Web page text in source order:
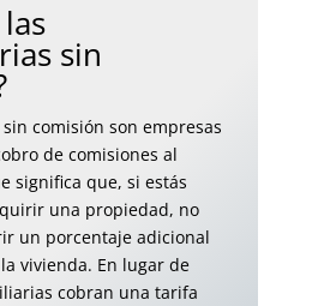
sin
comisión son empresas
de comisiones al
significa que, si estás
una propiedad, no
un porcentaje adicional
vivienda. En lugar de
cobran una tarifa